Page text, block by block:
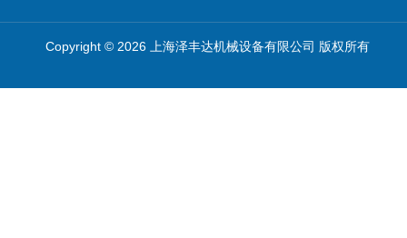
Copyright © 2026 上海泽丰达机械设备有限公司 版权所有